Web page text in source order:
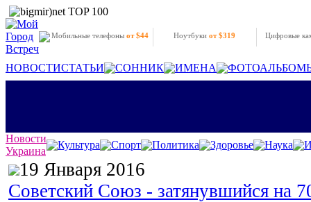
Мобильные телефоны от $44 Ноутбукиот $319 Цифровые
НОВОСТИСТАТЬИ СОННИК ИМЕНА
Новости
Украина
Культура Спорт Политика Здоровье Наука
19 Января 2016
Советский Союз - затянувшийся на